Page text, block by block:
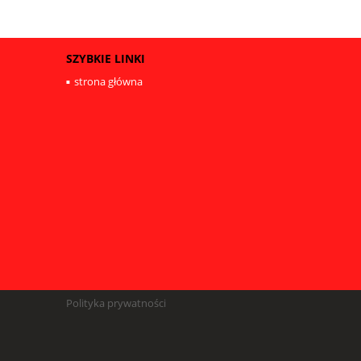
SZYBKIE LINKI
strona główna
Polityka prywatności